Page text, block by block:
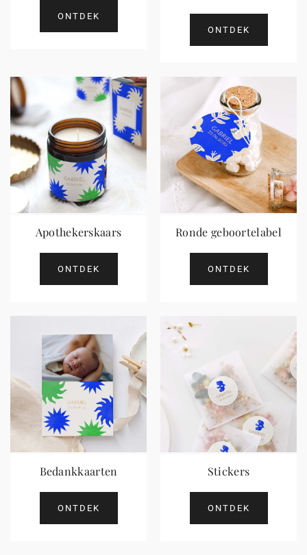
ONTDEK
ONTDEK
Apothekerskaars
ONTDEK
Ronde geboortelabel
ONTDEK
Bedankkaarten
ONTDEK
Stickers
ONTDEK